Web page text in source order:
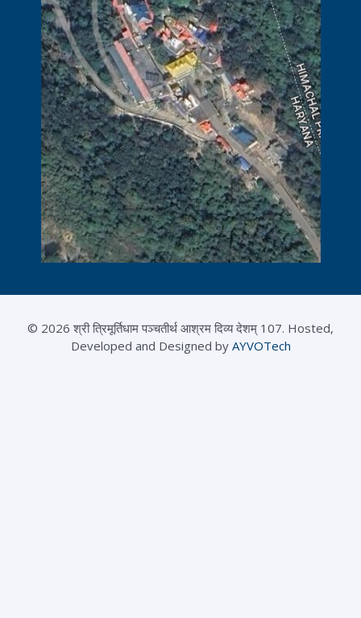
© 2026 श्री त्रिमूर्तिधाम पञ्चतीर्थ आश्रम दिव्य देशम् 107. Hosted,
Developed and Designed by AYVOTech